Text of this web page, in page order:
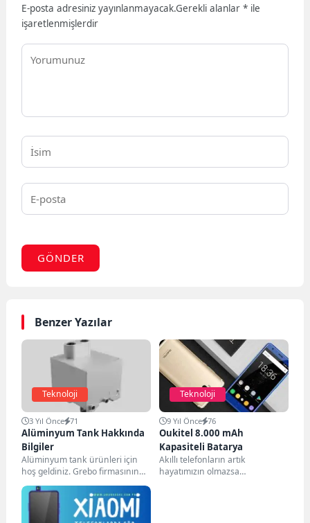
E-posta adresiniz yayınlanmayacak.Gerekli alanlar* ile
işaretlenmişlerdir
GÖNDER
Benzer Yazılar
Teknoloji
3 Yıl Önce 71
Alüminyum Tank Hakkında
Bilgiler
Alüminyum tank ürünleri için
hoş geldiniz. Grebo firmasının
sunduğu alüminyum tanklar
endüstriyel uygulamalarda
yaygın olarak...
Teknoloji
9 Yıl Önce 76
Oukitel 8.000 mAh
Kapasiteli Batarya
Akıllı telefonların artık
hayatımızın olmazsa